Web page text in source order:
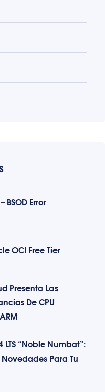
BSOD Error
OCI Free Tier
Presenta Las
De CPU
LTS “Noble Numbat”:
Novedades Para Tu